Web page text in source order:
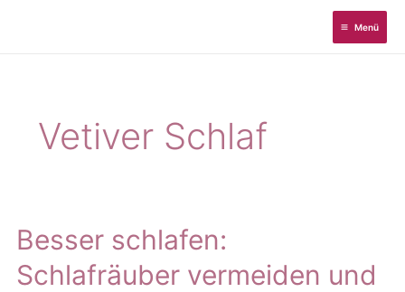
Menü
Vetiver Schlaf
Besser schlafen:
Schlafräuber vermeiden und